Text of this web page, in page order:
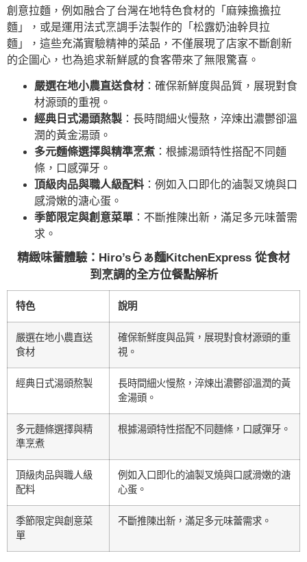
創意拉麵，例如融合了台灣在地特色食材的「麻辣擔擔拉
麵」，或是運用法式烹調手法製作的「松露奶油幹貝拉
麵」，這些充滿實驗精神的菜品，不僅展現了店家不斷創新
的企圖心，也為追求新鮮感的食客帶來了無限驚喜。
嚴選在地小農直送食材 ：確保新鮮度與品質，展現對食
材源頭的重視。
經典日式湯頭熬製 ：長時間細火慢熬，淬煉出濃鬱卻溫
潤的黃金湯頭。
多元麵條選擇與精準烹煮 ：根據湯頭特性搭配不同麵
條，口感彈牙。
頂級肉品與職人級配料 ：例如入口即化的滷製叉燒與口
感滑嫩的溏心蛋。
季節限定與創意菜單 ：不斷推陳出新，滿足多元味蕾需
求。
精緻味蕾體驗：Hiro’sらぁ麵KitchenExpress 從食材
到烹調的全方位餐點解析
特色 說明
嚴選在地小農直送
食材
確保新鮮度與品質，展現對食材源頭的重
視。
經典日式湯頭熬製
長時間細火慢熬，淬煉出濃鬱卻溫潤的黃
金湯頭。
多元麵條選擇與精
準烹煮
根據湯頭特性搭配不同麵條，口感彈牙。
頂級肉品與職人級
配料
例如入口即化的滷製叉燒與口感滑嫩的溏
心蛋。
季節限定與創意菜
單
不斷推陳出新，滿足多元味蕾需求。